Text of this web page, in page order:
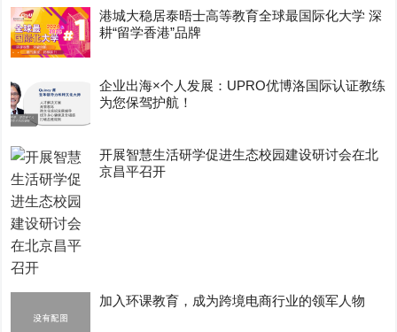
港城大稳居泰晤士高等教育全球最国际化大学 深
耕“留学香港”品牌
企业出海×个人发展：UPRO优博洛国际认证教练
为您保驾护航！
开展智慧生活研学促进生态校园建设研讨会在北
京昌平召开
加入环课教育，成为跨境电商行业的领军人物